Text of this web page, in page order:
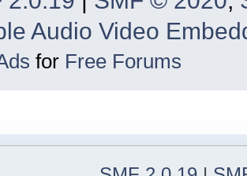
Audio Video
for Free Forums